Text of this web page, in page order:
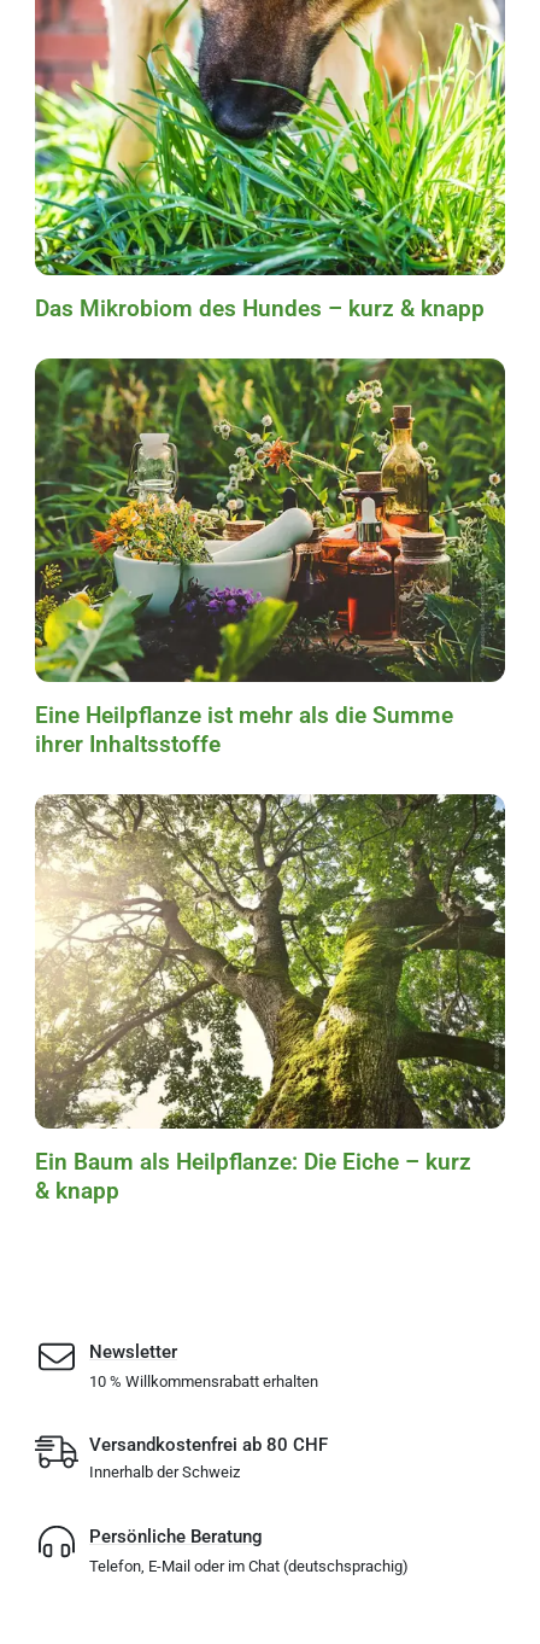
Das Mikrobiom des Hundes – kurz & knapp
Eine Heilpflanze ist mehr als die Summe
ihrer Inhaltsstoffe
Ein Baum als Heilpflanze: Die Eiche – kurz
& knapp
Newsletter
10 % Willkommensrabatt erhalten
Versandkostenfrei ab 80 CHF
Innerhalb der Schweiz
Persönliche Beratung
Telefon, E-Mail oder im Chat (deutschsprachig)